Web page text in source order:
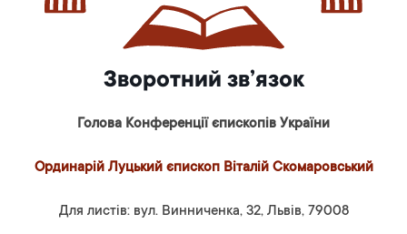
Зворотний зв’язок
Голова Конференції єпископів України
Ординарій Луцький єпископ Віталій Скомаровський
Для листів: вул. Винниченка, 32, Львів, 79008